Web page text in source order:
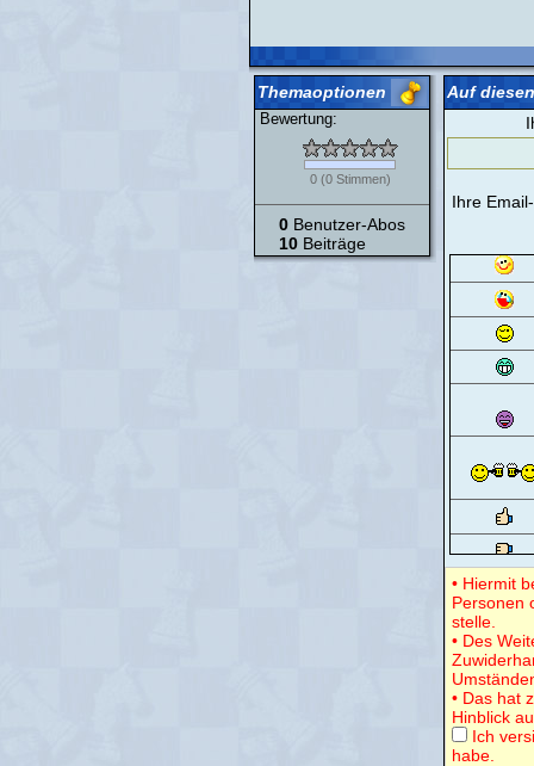
Themaoptionen
Bewertung:
0 (0 Stimmen)
0 Benutzer-Abos
10 Beiträge
Auf
Ihre
• Hiermit
Personen
stelle.
• Des
• Das hat
Hinblick
Ich
habe.